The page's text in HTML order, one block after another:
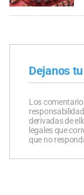
Dejanos
Los
derivadas de
legales que
que no